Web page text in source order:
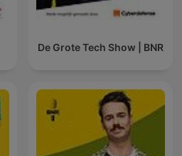
De Grote Tech Show | BNR